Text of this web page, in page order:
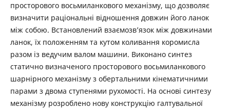
просторового восьмиланкового механізму, що дозволяє
визначити раціональні відношення довжин його ланок
між собою. Встановлений взаємозв’язок між довжинами
ланок, їх положенням та кутом коливання коромисла
разом із ведучим валом машини. Виконано синтез
статично визначеного просторового восьмиланкового
шарнірного механізму з обертальними кінематичними
парами з двома ступенями рухомості. На основі синтезу
механізму розроблено нову конструкцію галтувальної